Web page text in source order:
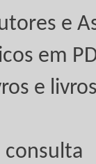
e
em
e